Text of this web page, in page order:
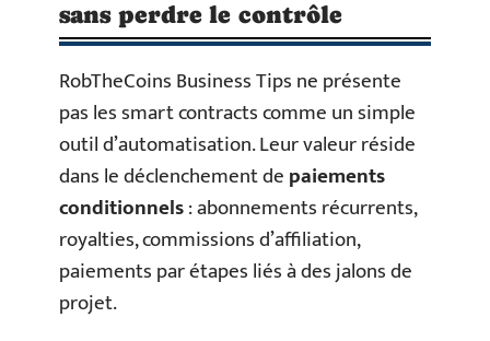
sans perdre le contrôle
RobTheCoins Business Tips ne présente
pas les smart contracts comme un simple
outil d’automatisation. Leur valeur réside
dans le déclenchement depaiements
conditionnels: abonnements récurrents,
royalties, commissions d’affiliation,
paiements par étapes liés à des jalons de
projet.